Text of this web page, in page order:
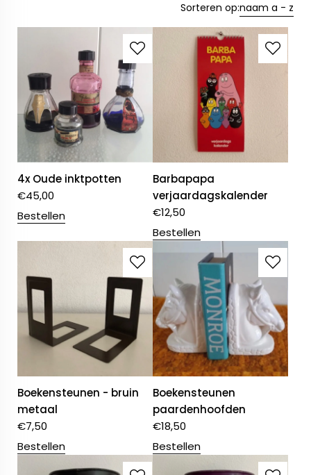
Sorteren op:naam a - z
4x Oude inktpotten
€45,00
Bestellen
Barbapapa
verjaardagskalender
€12,50
Bestellen
Boekensteunen - bruin
metaal
€7,50
Bestellen
Boekensteunen
paardenhoofden
€18,50
Bestellen